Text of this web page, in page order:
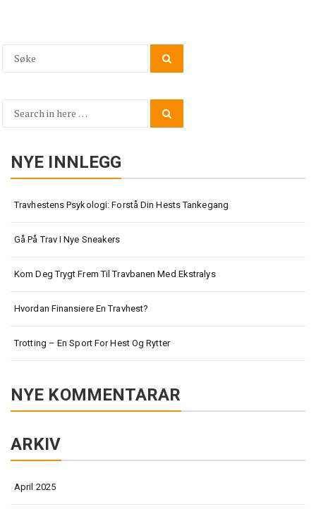
Search
Search
NYE INNLEGG
Travhestens Psykologi: Forstå Din Hests Tankegang
Gå På Trav I Nye Sneakers
Kom Deg Trygt Frem Til Travbanen Med Ekstralys
Hvordan Finansiere En Travhest?
Trotting – En Sport For Hest Og Rytter
NYE KOMMENTARAR
ARKIV
April 2025